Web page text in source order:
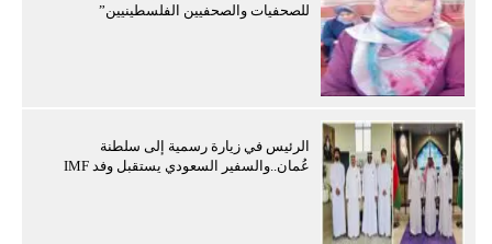
للصحفيات والصحفيين الفلسطينيين”
الرئيس في زيارة رسمية إلى سلطنة
عُمان..والسفير السعودي يستقبل وفد IMF